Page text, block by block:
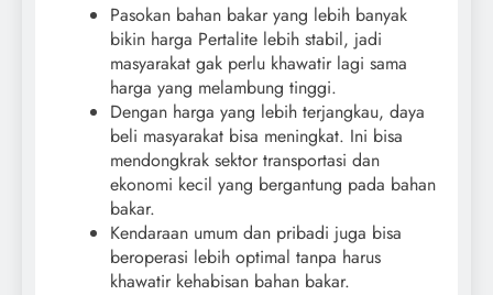
Pasokan bahan bakar yang lebih banyak
bikin harga Pertalite lebih stabil, jadi
masyarakat gak perlu khawatir lagi sama
harga yang melambung tinggi.
Dengan harga yang lebih terjangkau, daya
beli masyarakat bisa meningkat. Ini bisa
mendongkrak sektor transportasi dan
ekonomi kecil yang bergantung pada bahan
bakar.
Kendaraan umum dan pribadi juga bisa
beroperasi lebih optimal tanpa harus
khawatir kehabisan bahan bakar.